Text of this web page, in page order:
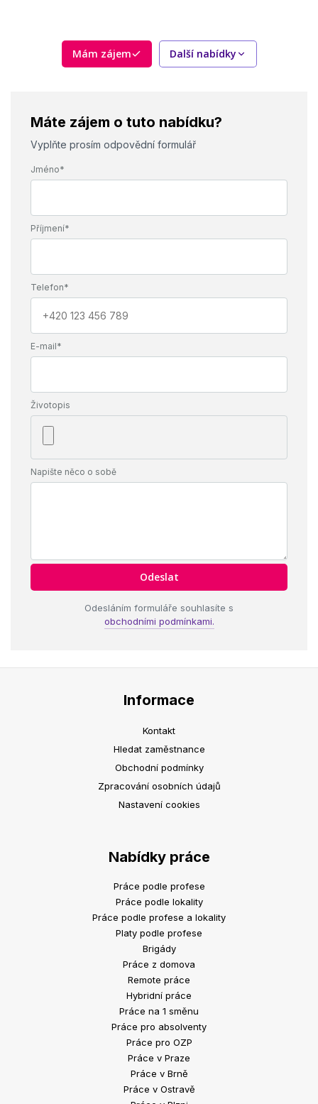
Vybrané benefity
5 týdnů dovolené, jednosměnný provoz, flexibilní pracovní
VŠ/SŠ vzdělání technického směru, zkušenosti s vedením
technického týmu, znalost konstrukce přípravků a strojních
Mám zájem Další nabídky
Máte zájem o tuto nabídku?
Vyplňte prosím odpovědní formulář
Jméno*
Příjmení*
Telefon*
E-mail*
Životopis
Napište něco o sobě
Odesláním formuláře souhlasíte s
obchodními podmínkami.
Informace
Kontakt
Hledat zaměstnance
Obchodní podmínky
Zpracování osobních údajů
Nastavení cookies
Nabídky práce
Práce podle profese
Práce podle lokality
Práce podle profese a lokality
Platy podle profese
Brigády
Práce z domova
Remote práce
Hybridní práce
Práce na 1 směnu
Práce pro absolventy
Práce pro OZP
Práce v Praze
Práce v Brně
Práce v Ostravě